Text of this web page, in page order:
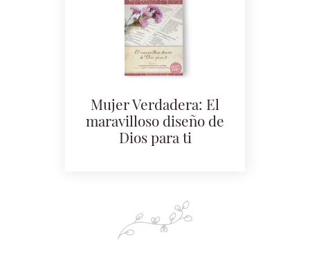
Mujer Verdadera: El
maravilloso diseño de
Dios para ti